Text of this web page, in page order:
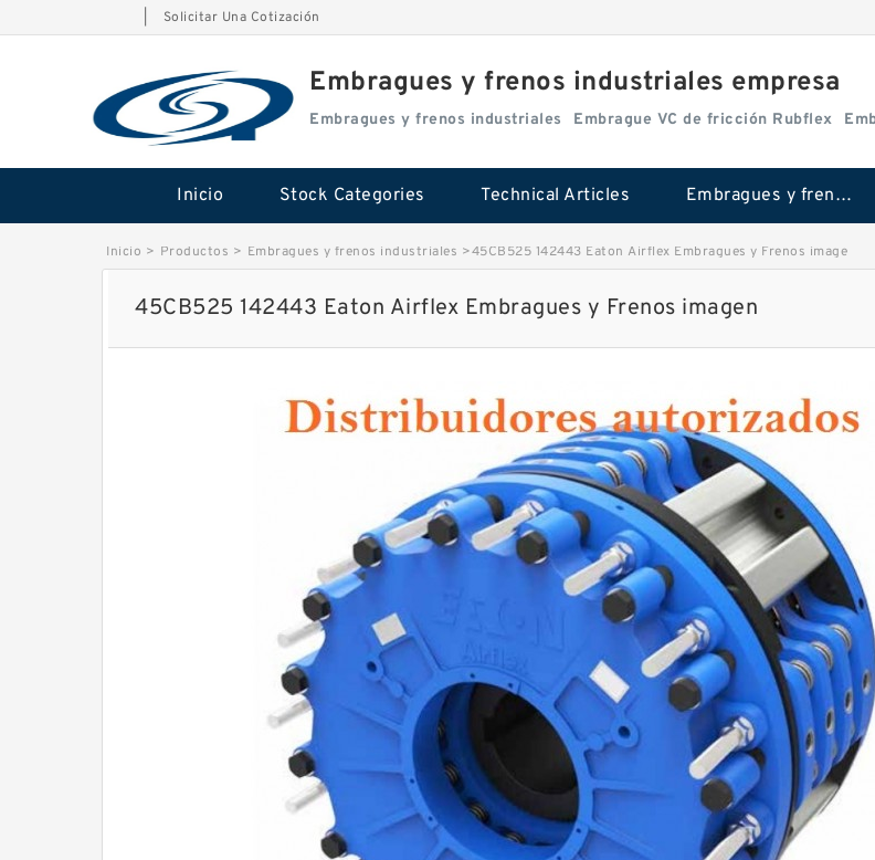
Solicitar Una Cotización
Embragues y frenos industriales empresa
Embragues y frenos industriales Embrague VC de fricción Rubflex
Inicio Stock Categories Technical Articles Embragues y frenos industriales
Inicio > Productos > Embragues y frenos industriales >45CB525 142443 Eaton Airflex Embragues y Frenos image
45CB525 142443 Eaton Airflex Embragues y Frenos imagen